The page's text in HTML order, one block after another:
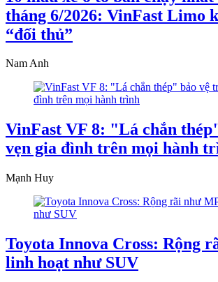
tháng 6/2026: VinFast Limo
“đối thủ”
Nam Anh
VinFast VF 8: "Lá chắn
vẹn gia đình trên mọi hành
Mạnh Huy
Toyota Innova Cross: Rộng
linh hoạt như SUV